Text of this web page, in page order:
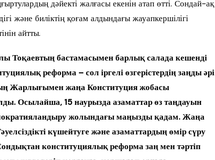
дәйекті жалғасы екенін атап өтті. Сондай-ақ
және биліктің қоғам алдындағы жауапкершілігі
айтты.
Тоқаевтың бастамасымен барлық салада кешенді
реформа – сол іргелі өзгерістердің заңды әрі
Жарлығымен жаңа Конституция жобасы
Осылайша, 15 наурызда азаматтар өз таңдауын
жолындағы маңызды қадам. Жаңа
күшейтуге және азаматтардың өмір сүру
конституциялық реформа заң мен тәртіп